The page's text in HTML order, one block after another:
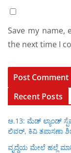
Save my
the next time I
Recent Posts
ಆ.13: ಮೆಡ್ ಲ್ಯಾಂಡ್
ಲಿವರ್, ಕಿವಿ ತಪಾಸಣಾ
ವೃದ್ಧೆಯ ಮೇಲೆ ಹಲ್ಲೆ